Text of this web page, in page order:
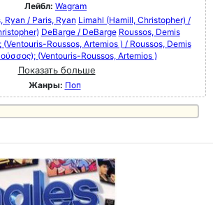
Лейбл: Wagram
Ryan / Paris, Ryan Limahl (Hamill, Christopher) /
DeBarge / DeBarge Roussos, Demis
(Ventouris-Roussos, Artemios ) / Roussos, Demis
(Ventouris-Roussos, Artemios )
Показать больше
Жанры: Поп